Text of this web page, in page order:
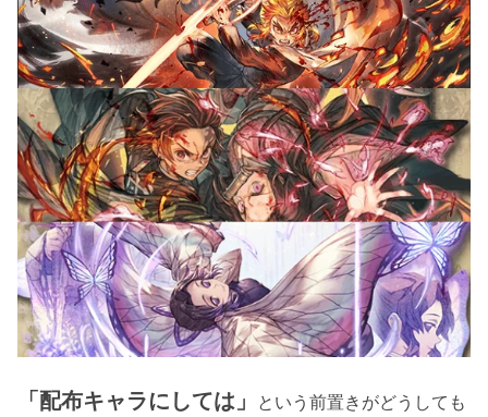
「配布キャラにしては」
という前置きがどうしても